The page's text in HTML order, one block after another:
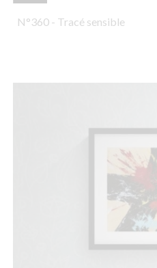
N°360 - Tracé sensible